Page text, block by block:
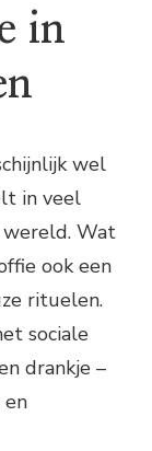
in
wel
in veel
Wat
ook een
rituelen.
sociale
drankje –
en